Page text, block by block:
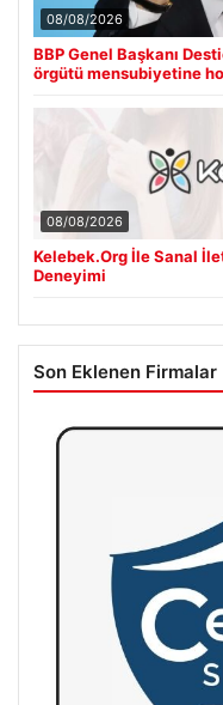
08/08/2026
BBP Genel Başkanı
örgütü mensubiyetine
08/08/2026
Kelebek.Org İle Sanal
Deneyimi
Son Eklenen Firmalar